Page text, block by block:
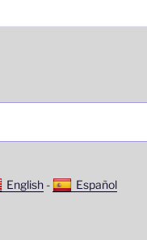
English- Español